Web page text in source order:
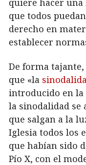
quiere hacer
que todos
derecho en
establecer
De forma
que «la
introducido en la
la sinodalidad se
que salgan a la
Iglesia todos los
que habían sido
Pío X, con el